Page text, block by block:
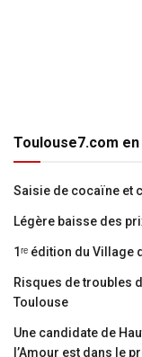
Toulouse7.com
Saisie de cocaïne et
Légère baisse des
1ʳᵉ édition du
Risques de troubles
Toulouse
Une candidate de
l’Amour est dans le